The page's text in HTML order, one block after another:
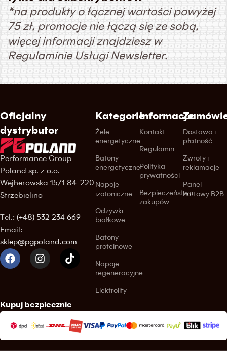
*na produkty o łącznej wartości powyżej
75 zł, promocje nie łączą się ze sobą,
więcej informacji znajdziesz w
Regulaminie Usługi Newsletter.
Oficjalny
dystrybutor
Performance Group
Poland sp. z o.o.
Wejherowska 15/1 84-220
Strzebielino
Tel.: (+48) 532 234 669
Email:
sklep@pgpoland.com
Kategorie
Żele
energetyczne
Batony
energetyczne
Napoje
izotoniczne
Odżywki
białkowe
Batony
proteinowe
Napoje
regeneracyjne
Elektrolity
Informacje
Kontakt
Regulamin
Polityka
prywatności
Bezpieczeństwo
zakupów
Dostawa i
płatność
Zwroty i
reklamacje
Panel
hurtowy B2B
Kupuj bezpiecznie